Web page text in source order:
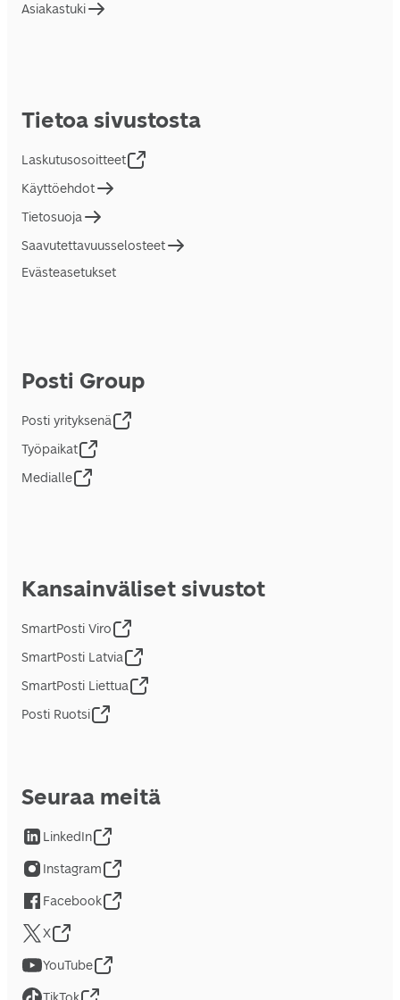
Asiakastuki
Tietoa sivustosta
Laskutusosoitteet
Käyttöehdot
Tietosuoja
Saavutettavuusselosteet
Evästeasetukset
Posti Group
Posti yrityksenä
Työpaikat
Medialle
Kansainväliset sivustot
SmartPosti Viro
SmartPosti Latvia
SmartPosti Liettua
Posti Ruotsi
Seuraa meitä
LinkedIn
Instagram
Facebook
X
YouTube